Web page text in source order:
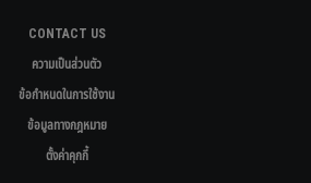
CONTACT US
ความเป็นส่วนตัว
ข้อกำหนดในการใช้งาน
ข้อมูลทางกฎหมาย
ตั้งค่าคุกกี้